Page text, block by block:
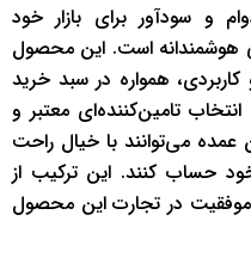
و سودآور برای بازار خود
هوشمندانه است. این محصول
همواره در سبد خرید
تامین‌کننده‌ای معتبر و
عمده می‌توانند با خیال راحت
حساب کنند. این ترکیب از
موفقیت در تجارت این محصول